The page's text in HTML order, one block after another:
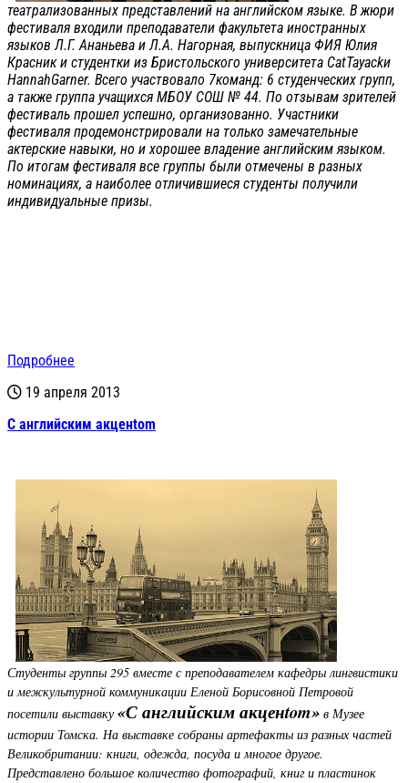
театрализованных представлений на английском языке. В жюри
фестиваля входили преподаватели факультета иностранных
языков Л.Г. Ананьева и Л.А. Нагорная, выпускница ФИЯ Юлия
Красник и студентки из Бристольского университета CatTayackи
HannahGarner. Всего участвовало 7команд: 6 студенческих групп,
а также группа учащихся МБОУ СОШ № 44. По отзывам зрителей
фестиваль прошел успешно, организованно. Участники
фестиваля продемонстрировали на только замечательные
актерские навыки, но и хорошее владение английским языком.
По итогам фестиваля все группы были отмечены в разных
номинациях, а наиболее отличившиеся студенты получили
индивидуальные призы.
Подробнее
19 апреля 2013
С английским акценtom
Студенты группы 295 вместе с преподавателем кафедры лингвистики
и межкультурной коммуникации Еленой Борисовной Петровой
посетили выставку«С английским акценtom» в Музее
истории Томска. На выставке собраны артефакты из разных частей
Великобритании: книги, одежда, посуда и многое другое.
Представлено большое количество фотографий, книг и пластинок